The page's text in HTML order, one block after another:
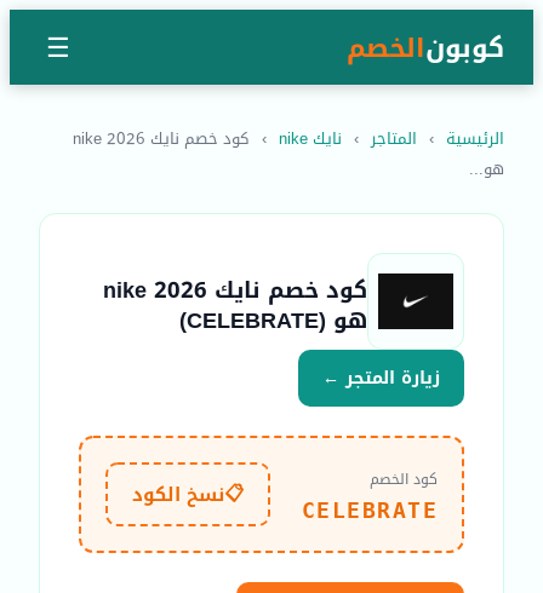
كوبونالخصم ☰
الرئيسية › المتاجر › نايك nike ›
كود خصم نايك nike 2026
هو...
كود خصم نايك nike 2026
هو (CELEBRATE)
زيارة المتجر ←
كود الخصم
CELEBRATE
📋نسخ الكود